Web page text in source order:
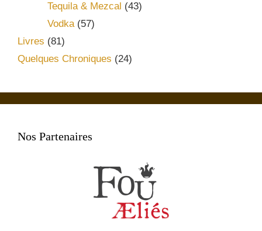
Tequila & Mezcal (43)
Vodka(57)
Livres (81)
Quelques Chroniques (24)
Nos Partenaires